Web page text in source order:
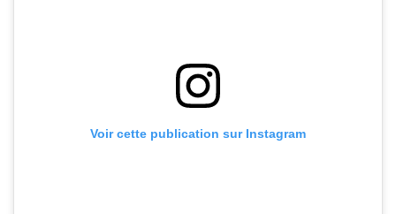
Voir cette publication sur Instagram